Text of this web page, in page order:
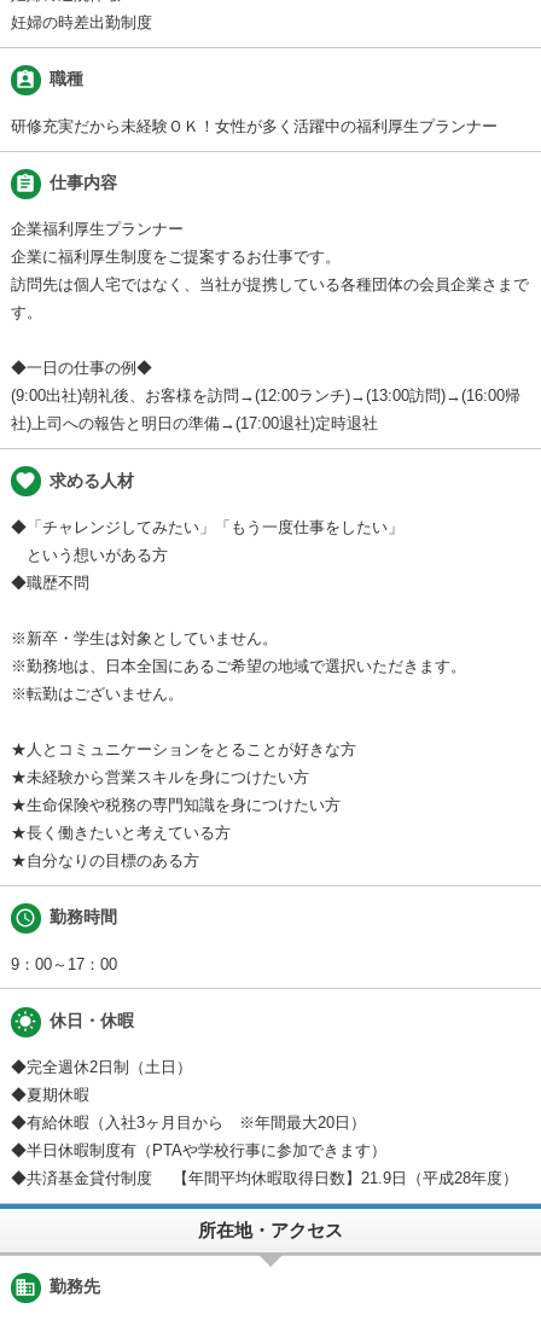
妊婦の時差出勤制度
assignment_ind 職種
研修充実だから未経験ＯＫ！女性が多く活躍中の福利厚生プランナー
assignment 仕事内容
企業福利厚生プランナー
企業に福利厚生制度をご提案するお仕事です。
訪問先は個人宅ではなく、当社が提携している各種団体の会員企業さまで
す。
◆一日の仕事の例◆
(9:00出社)朝礼後、お客様を訪問→(12:00ランチ)→(13:00訪問)→(16:00帰
社)上司への報告と明日の準備→(17:00退社)定時退社
favorite 求める人材
◆「チャレンジしてみたい」「もう一度仕事をしたい」
という想いがある方
◆職歴不問
※新卒・学生は対象としていません。
※勤務地は、日本全国にあるご希望の地域で選択いただきます。
※転勤はございません。
★人とコミュニケーションをとることが好きな方
★未経験から営業スキルを身につけたい方
★生命保険や税務の専門知識を身につけたい方
★長く働きたいと考えている方
★自分なりの目標のある方
schedule 勤務時間
9：00～17：00
wb_sunny 休日・休暇
◆完全週休2日制（土日）
◆夏期休暇
◆有給休暇（入社3ヶ月目から ※年間最大20日）
◆半日休暇制度有（PTAや学校行事に参加できます）
◆共済基金貸付制度 【年間平均休暇取得日数】21.9日（平成28年度）
所在地・アクセス
business 勤務先